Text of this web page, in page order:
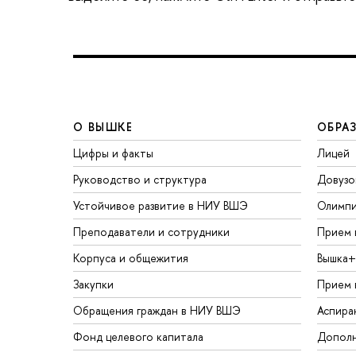
О ВЫШКЕ
Цифры и факты
Руководство и структура
Устойчивое развитие в НИУ ВШЭ
Преподаватели и сотрудники
Корпуса и общежития
Закупки
Обращения граждан в НИУ ВШЭ
Фонд целевого капитала
Лицей
Прием
Вышка+
Прием